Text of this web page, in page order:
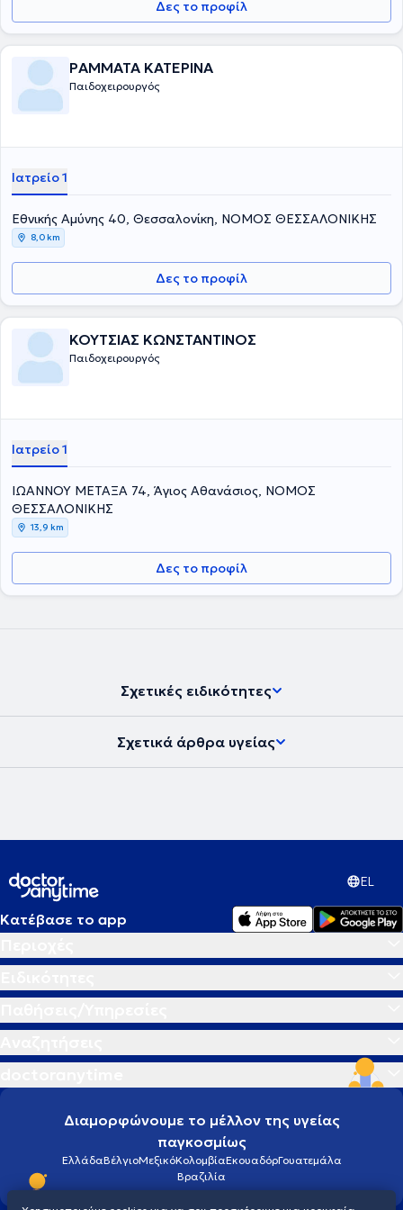
στα νοσοκομεία παίδων St Mary's & Booth Hall του Manchester.
Συγκεντρώνει μια σειρά από μεταπτυχιακούς τίτλους σπουδών από
βασικές υπηρεσίες που παρέχει είναι η χειρουργική υποσπαδία, η
χειρουργική νεογνών, η παιδοουρολογία και η λαπαροσκοπική
Δες το προφίλ
ΡΑΜΜΑΤΑ ΚΑΤΕΡΙΝΑ
Παιδοχειρουργός
Ιατρείο 1
Εθνικής Αμύνης 40, Θεσσαλονίκη, ΝΟΜΟΣ ΘΕΣΣΑΛΟΝΙΚΗΣ
8,0 km
Δες το προφίλ
ΚΟΥΤΣΙΑΣ ΚΩΝΣΤΑΝΤΙΝΟΣ
Παιδοχειρουργός
Ιατρείο 1
ΙΩΑΝΝΟΥ ΜΕΤΑΞΑ 74, Άγιος Αθανάσιος, ΝΟΜΟΣ
ΘΕΣΣΑΛΟΝΙΚΗΣ
13,9 km
Δες το προφίλ
Σχετικές ειδικότητες
Σχετικά άρθρα υγείας
EL
Κατέβασε το app
Διαμορφώνουμε το μέλλον της υγείας
παγκοσμίως
ΕλλάδαΒέλγιοΜεξικόΚολομβίαΕκουαδόρΓουατεμάλα
Βραζιλία